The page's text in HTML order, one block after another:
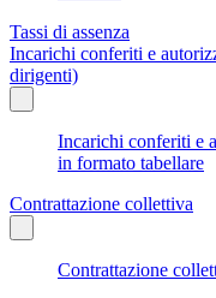
Tassi di assenza
Incarichi conferiti e
dirigenti)
Incarichi conferiti e
in formato tabellare
Contrattazione collettiva
Contrattazione